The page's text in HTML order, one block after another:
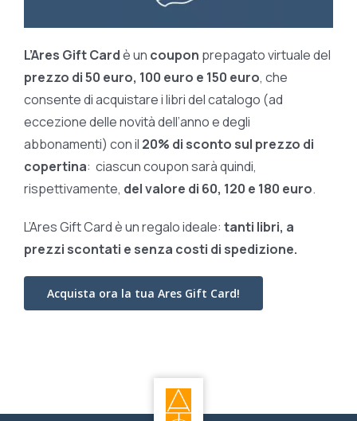
L’Ares Gift Cardè un coupon prepagato virtuale del
prezzo di 50 euro, 100 euro e 150 euro, che
consente di acquistare i libri del catalogo (ad
eccezione delle novità dell’anno e degli
abbonamenti) con il 20% di sconto sul prezzo di
copertina: ciascun coupon sarà quindi,
rispettivamente, del valore di 60, 120 e 180 euro.
L’Ares Gift Card è un regalo ideale: tanti libri, a
prezzi scontati e senza costi di spedizione.
Acquista ora la tua Ares Gift Card!